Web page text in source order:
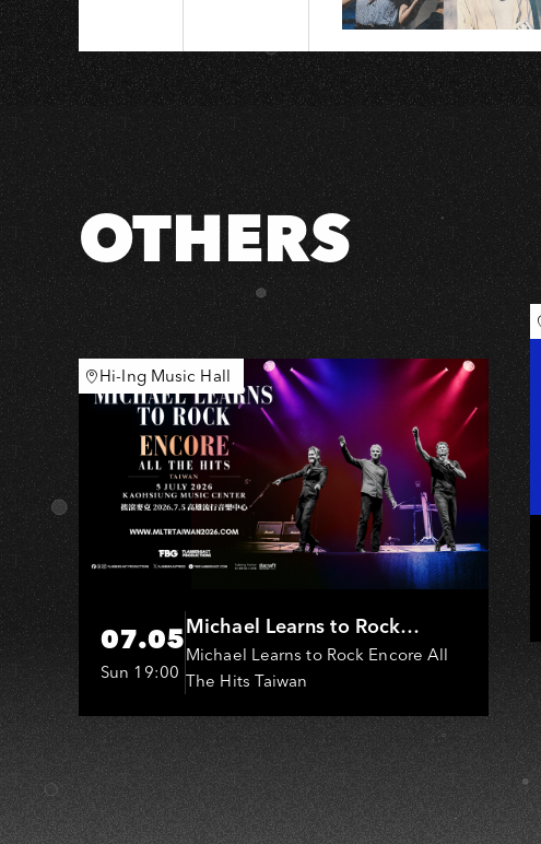
爵
士
四
重
奏
OTHERS
Hi-Ing Music Hall
07.05
Sun 19:00
Michael Learns to Rock
(MLTR)
Michael Learns to Rock Encore All
The Hits Taiwan